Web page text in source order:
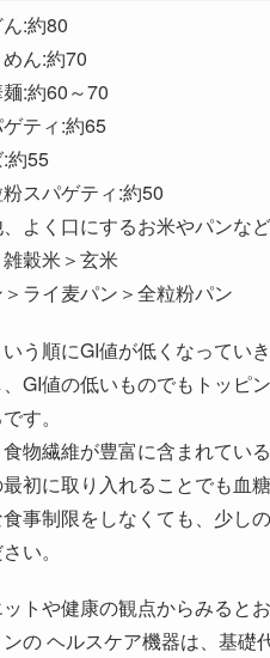
ん:約80
めん:約70
麺:約60～70
ゲティ:約65
:約55
粉スパゲティ:約50
よく口にするお米やパンな
穀米＞玄米
ライ麦パン＞全粒粉パン
う順にGI値が低くなっていき
GI値の低いものでもトッピ
す。
食物繊維が豊富に含まれてい
初に取り入れることでも血
事制限をしなくても、少し
い。
トや健康の観点からみると
の ヘルスケア機器は、基礎